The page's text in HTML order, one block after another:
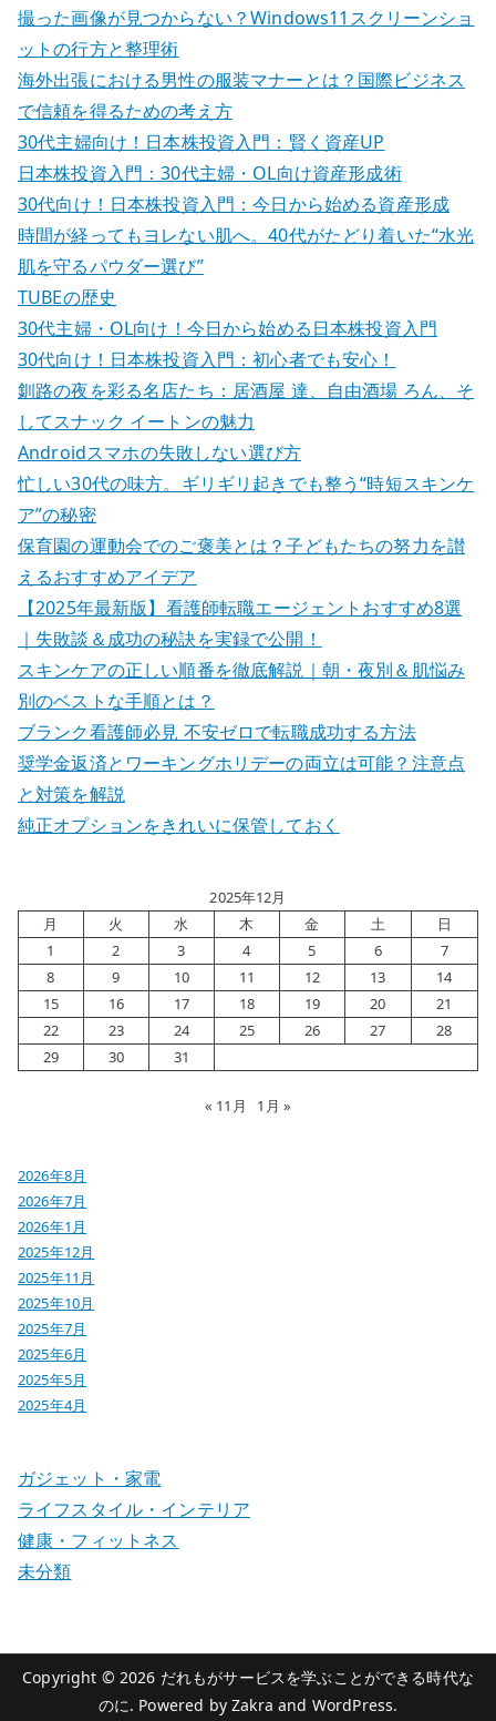
撮った画像が見つからない？Windows11スクリーンショ
ットの行方と整理術
海外出張における男性の服装マナーとは？国際ビジネス
で信頼を得るための考え方
30代主婦向け！日本株投資入門：賢く資産UP
日本株投資入門：30代主婦・OL向け資産形成術
30代向け！日本株投資入門：今日から始める資産形成
時間が経ってもヨレない肌へ。40代がたどり着いた“水光
肌を守るパウダー選び”
TUBEの歴史
30代主婦・OL向け！今日から始める日本株投資入門
30代向け！日本株投資入門：初心者でも安心！
釧路の夜を彩る名店たち：居酒屋 達、自由酒場 ろん、そ
してスナック イートンの魅力
Androidスマホの失敗しない選び方
忙しい30代の味方。ギリギリ起きでも整う“時短スキンケ
ア”の秘密
保育園の運動会でのご褒美とは？子どもたちの努力を讃
えるおすすめアイデア
【2025年最新版】看護師転職エージェントおすすめ8選
｜失敗談＆成功の秘訣を実録で公開！
スキンケアの正しい順番を徹底解説｜朝・夜別＆肌悩み
別のベストな手順とは？
ブランク看護師必見 不安ゼロで転職成功する方法
奨学金返済とワーキングホリデーの両立は可能？注意点
と対策を解説
純正オプションをきれいに保管しておく
2025年12月
月
火 水 木 金 土
日
1
2 3 4 5 6
7
8
9 10 11 12 13
14
15
16 17 18 19 20
21
22
23 24 25 26 27
28
29
30 31
« 11月 1月 »
2026年8月
2026年7月
2026年1月
2025年12月
2025年11月
2025年10月
2025年7月
2025年6月
2025年5月
2025年4月
ガジェット・家電
ライフスタイル・インテリア
健康・フィットネス
未分類
Copyright © 2026 だれもがサービスを学ぶことができる時代な
のに. Powered byZakra and WordPress.